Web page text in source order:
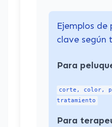
Ejemplos de
clave según
Para
corte, color,
tratamiento
Para